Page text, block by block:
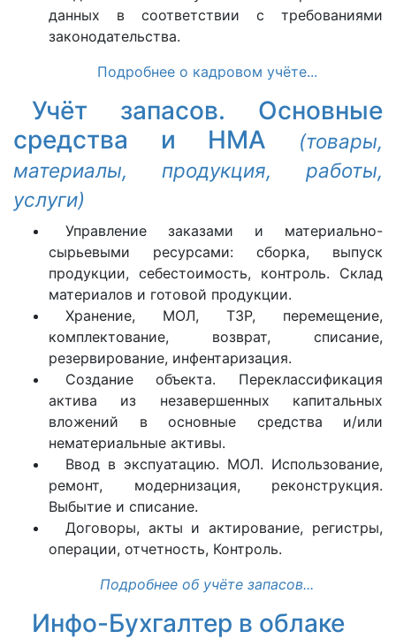
данных в соответствии с требованиями
законодательства.
Подробнее о кадровом учёте...
Учёт запасов. Основные
средства и НМА
(товары,
материалы, продукция, работы,
услуги)
Управление заказами и материально-
сырьевыми ресурсами: сборка, выпуск
продукции, себестоимость, контроль. Склад
материалов и готовой продукции.
Хранение, МОЛ, ТЗР, перемещение,
комплектование, возврат, списание,
резервирование, инфентаризация.
Создание объекта. Переклассификация
актива из незавершенных капитальных
вложений в основные средства и/или
нематериальные активы.
Ввод в экспуатацию. МОЛ. Использование,
ремонт, модернизация, реконструкция.
Выбытие и списание.
Договоры, акты и актирование, регистры,
операции, отчетность, Контроль.
Подробнее об учёте запасов...
Инфо-Бухгалтер в облаке